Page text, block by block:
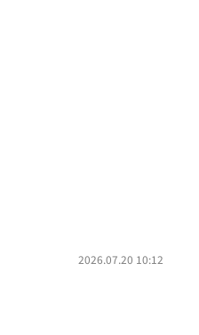
2026.07.20 10:12